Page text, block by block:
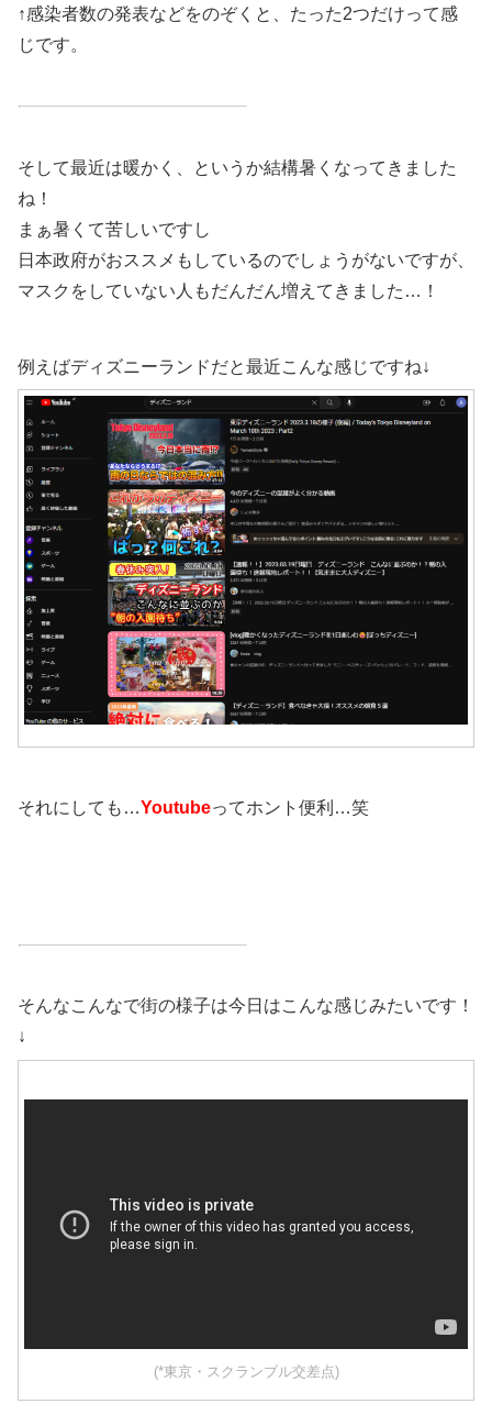
↑感染者数の発表などをのぞくと、たった2つだけって感
じです。
そして最近は暖かく、というか結構暑くなってきました
ね！
まぁ暑くて苦しいですし
日本政府がおススメもしているのでしょうがないですが、
マスクをしていない人もだんだん増えてきました…！
例えばディズニーランドだと最近こんな感じですね↓
それにしても…Youtubeってホント便利…笑
そんなこんなで街の様子は今日はこんな感じみたいです！
↓
(*東京・スクランブル交差点)